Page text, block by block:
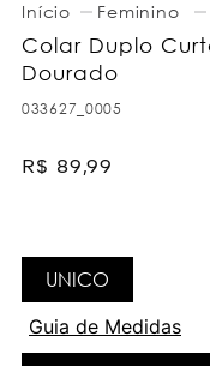
Feminino
Colar Duplo
Dourado
033627_0005
R$ 89,99
UNICO
Guia de Medidas